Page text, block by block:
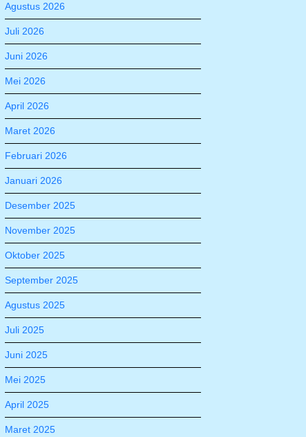
Agustus 2026
Juli 2026
Juni 2026
Mei 2026
April 2026
Maret 2026
Februari 2026
Januari 2026
Desember 2025
November 2025
Oktober 2025
September 2025
Agustus 2025
Juli 2025
Juni 2025
Mei 2025
April 2025
Maret 2025